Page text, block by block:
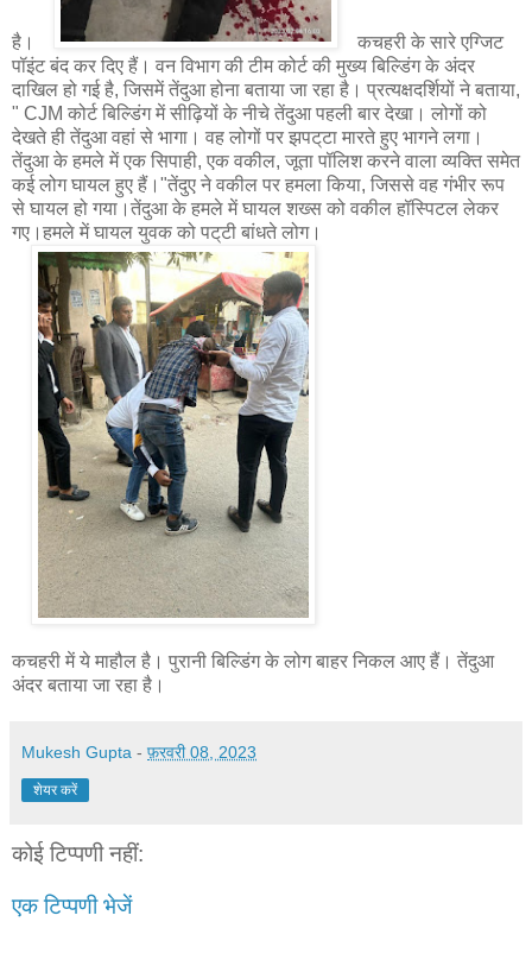
है।
कचहरी के सारे एग्जिट
पॉइंट बंद कर दिए हैं। वन विभाग की टीम कोर्ट की मुख्य बिल्डिंग के अंदर
दाखिल हो गई है, जिसमें तेंदुआ होना बताया जा रहा है। प्रत्यक्षदर्शियों ने बताया,
" CJM कोर्ट बिल्डिंग में सीढ़ियों के नीचे तेंदुआ पहली बार देखा। लोगों को
देखते ही तेंदुआ वहां से भागा। वह लोगों पर झपट्‌टा मारते हुए भागने लगा।
तेंदुआ के हमले में एक सिपाही, एक ‌‌वकील, जूता पॉलिश करने वाला व्यक्ति समेत
कई लोग घायल हुए हैं।"तेंदुए ने वकील पर हमला किया, जिससे वह गंभीर रूप
से घायल हो गया।तेंदुआ के हमले में घायल शख्स को वकील हॉस्पिटल लेकर
गए।हमले में घायल युवक को पट्‌टी बांधते लोग।
कचहरी में ये माहौल है। पुरानी बिल्डिंग के लोग बाहर निकल आए हैं। तेंदुआ
अंदर बताया जा रहा है।
Mukesh Gupta - फ़रवरी 08, 2023
शेयर करें
कोई टिप्पणी नहीं:
एक टिप्पणी भेजें